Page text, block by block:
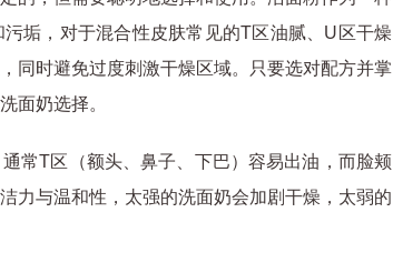
垢，对于混合性皮肤常见的T区油腻、U区干燥
同时避免过度刺激干燥区域。只要选对配方并掌
面奶选择。
常T区（额头、鼻子、下巴）容易出油，而脸颊
力与温和性，太强的洗面奶会加剧干燥，太弱的